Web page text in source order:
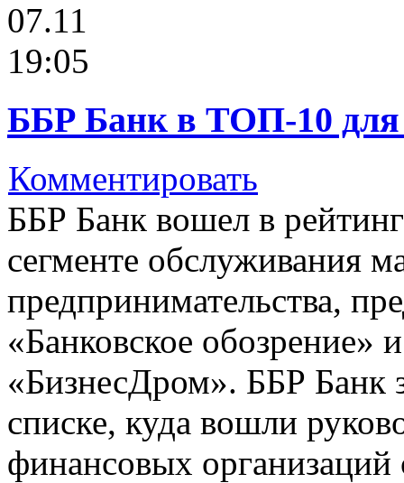
07.11
19:05
ББР Банк в ТОП-10 для
Комментировать
ББР Банк вошел в
сегменте обслуживания
предпринимательства,
«Банковское обозрение»
«БизнесДром». ББР Банк
списке, куда вошли
финансовых